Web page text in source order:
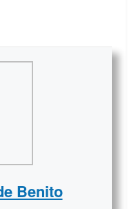
Benito